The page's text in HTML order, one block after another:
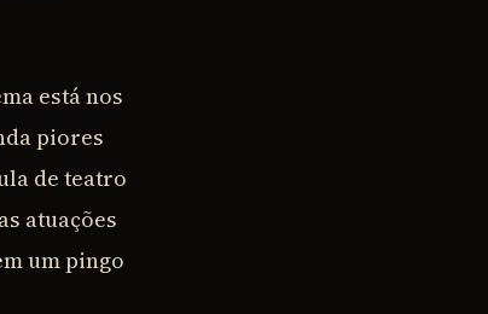
está nos
piores
de teatro
atuações
um pingo